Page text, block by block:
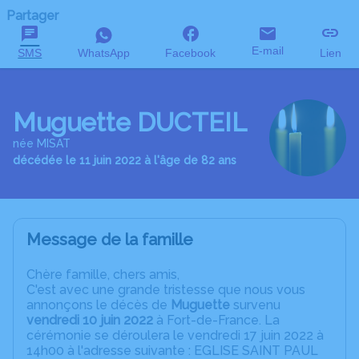
Partager
SMS WhatsApp Facebook E-mail Lien
Muguette DUCTEIL
née MISAT
décédée le 11 juin 2022 à l'âge de 82 ans
Message de la famille
Chère famille, chers amis,
C'est avec une grande tristesse que nous vous
annonçons le décès de Muguette survenu
vendredi 10 juin 2022 à Fort-de-France. La
cérémonie se déroulera le vendredi 17 juin 2022 à
14h00 à l'adresse suivante : EGLISE SAINT PAUL